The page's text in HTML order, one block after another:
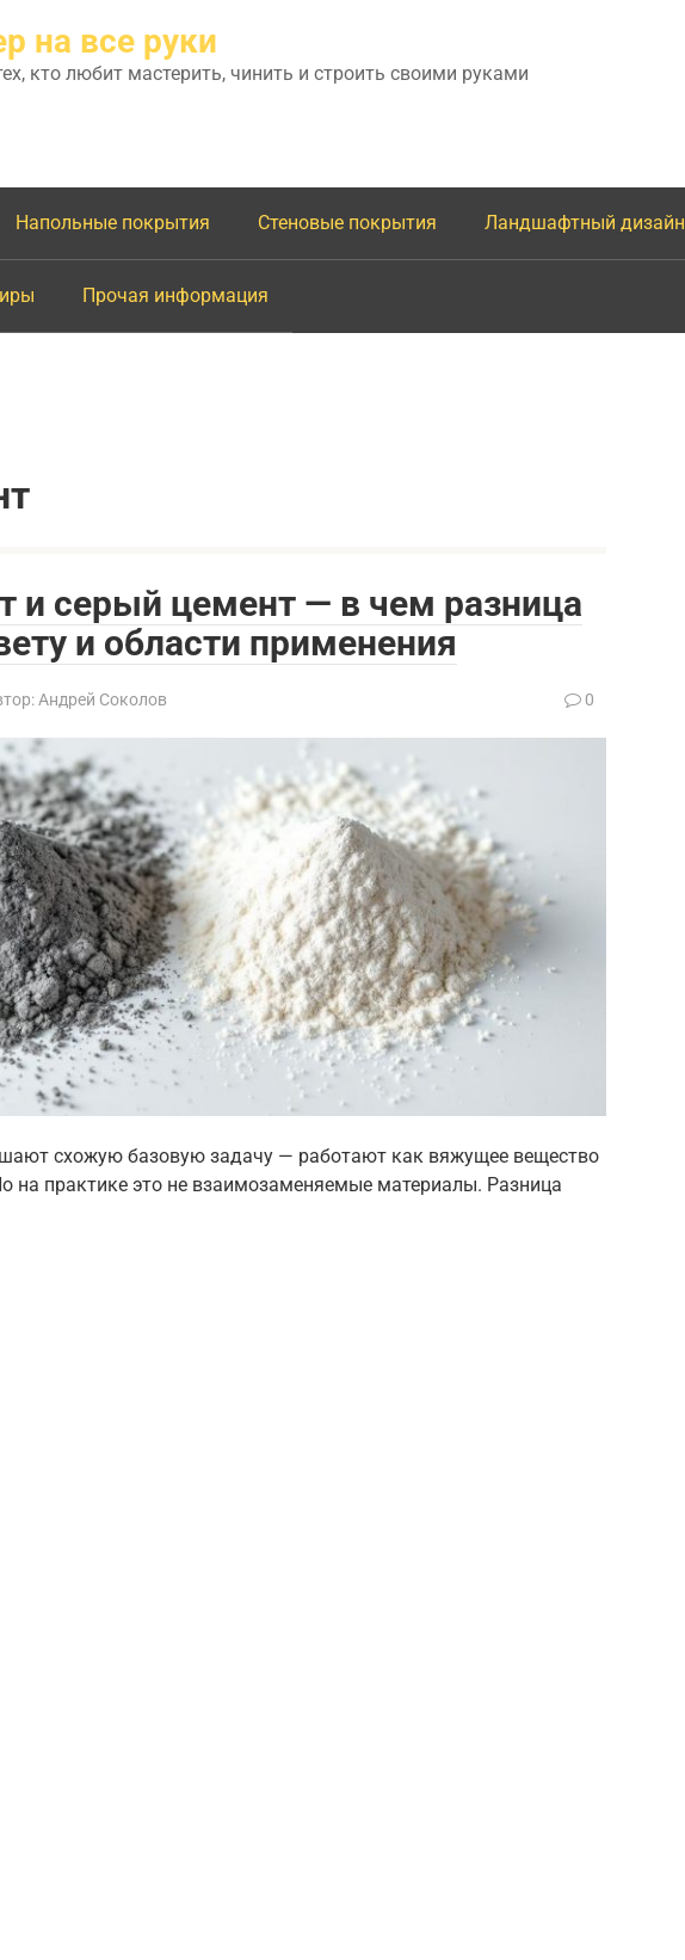
на все руки
кто любит мастерить, чинить и строить своими руками
Напольные покрытия Стеновые покрытия Ландшафтный дизайн
Прочая информация
и серый цемент — в чем разница
и области применения
Андрей Соколов 0
схожую базовую задачу — работают как вяжущее вещество
на практике это не взаимозаменяемые материалы. Разница